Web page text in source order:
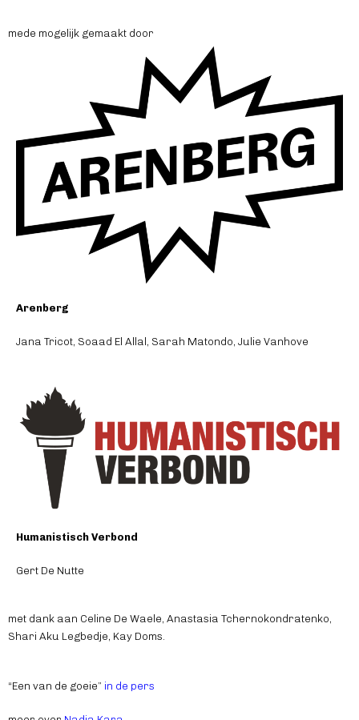
mede mogelijk gemaakt door
Arenberg
Jana Tricot, Soaad El Allal, Sarah Matondo, Julie Vanhove
Humanistisch Verbond
Gert De Nutte
met dank aan Celine De Waele, Anastasia Tchernokondratenko,
Shari Aku Legbedje, Kay Doms.
“Een van de goeie” in de pers